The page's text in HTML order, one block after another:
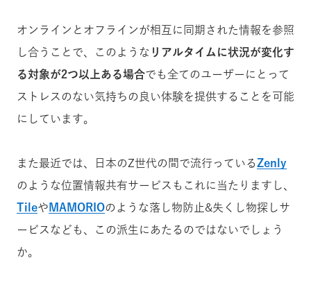
オンラインとオフラインが相互に同期された情報を参照
し合うことで、このような リアルタイムに状況が変化す
る対象が2つ以上ある場合でも全てのユーザーにとって
ストレスのない気持ちの良い体験を提供することを可能
にしています。
また最近では、日本のZ世代の間で流行っている Zenly
のような位置情報共有サービスもこれに当たりますし、
Tileや MAMORIOのような落し物防止&失くし物探しサ
ービスなども、この派生にあたるのではないでしょう
か。